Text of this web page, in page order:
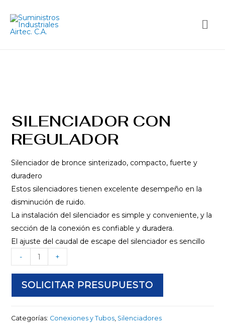
SILENCIADOR CON
REGULADOR
Silenciador de bronce sinterizado, compacto, fuerte y
duradero
Estos silenciadores tienen excelente desempeño en la
disminución de ruido.
La instalación del silenciador es simple y conveniente, y la
sección de la conexión es confiable y duradera.
El ajuste del caudal de escape del silenciador es sencillo
-
+
SOLICITAR PRESUPUESTO
Categorías: Conexiones y Tubos, Silenciadores